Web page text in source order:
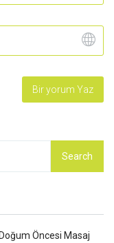
Öncesi Masaj